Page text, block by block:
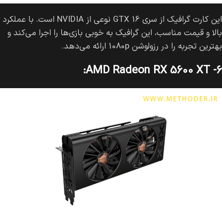
این کارت گرافیک از سری GTX 16 نوعی از NVIDIA است. با عملکرد
بالا و قیمت مناسب، این گرافیک به خوبی بازی‌ها را اجرا می‌کند و
بهترین تجربه را در رزولوشن 1080p ارائه می‌دهد.
۶- AMD Radeon RX 5600 XT: